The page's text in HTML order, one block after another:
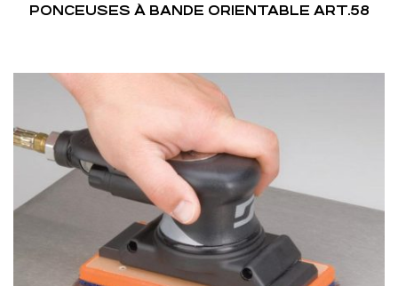
PONCEUSES À BANDE ORIENTABLE ART.58